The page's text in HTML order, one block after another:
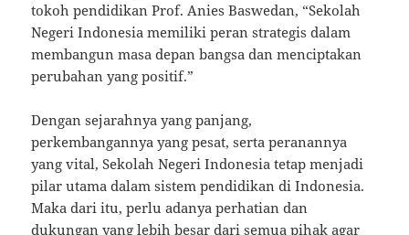
tokoh pendidikan Prof. Anies Baswedan, “Sekolah
Negeri Indonesia memiliki peran strategis dalam
membangun masa depan bangsa dan menciptakan
perubahan yang positif.”
Dengan sejarahnya yang panjang,
perkembangannya yang pesat, serta peranannya
yang vital, Sekolah Negeri Indonesia tetap menjadi
pilar utama dalam sistem pendidikan di Indonesia.
Maka dari itu, perlu adanya perhatian dan
dukungan yang lebih besar dari semua pihak agar